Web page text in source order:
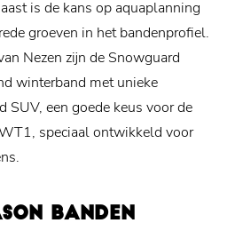
is de kans op aquaplanning
groeven in het bandenprofiel.
Nezen zijn de Snowguard
winterband met unieke
SUV, een goede keus voor de
speciaal ontwikkeld voor
BANDEN